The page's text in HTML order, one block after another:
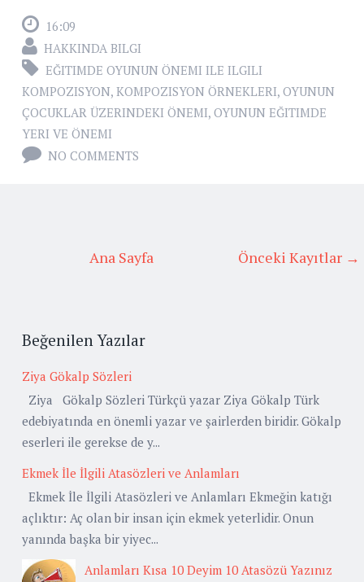
16:09
HAKKINDA BILGI
EĞITIMDE OYUNUN ÖNEMI ILE ILGILI
KOMPOZISYON, KOMPOZISYON ÖRNEKLERI, OYUNUN
ÇOCUKLAR ÜZERINDEKI ÖNEMI, OYUNUN EĞITIMDE
YERI VE ÖNEMI
NO COMMENTS
Önceki Kayıtlar →
Ana Sayfa
Beğenilen Yazılar
Ziya Gökalp Sözleri
Ziya Gökalp Sözleri Türkçü yazar Ziya Gökalp Türk
edebiyatında en önemli yazar ve şairlerden biridir. Gökalp
eserleri ile gerekse de y...
Ekmek İle İlgili Atasözleri ve Anlamları
Ekmek İle İlgili Atasözleri ve Anlamları Ekmeğin katığı
açlıktır: Aç olan bir insan için ekmek yeterlidir. Onun
yanında başka bir yiyec...
Anlamları Kısa 10 Deyim 10 Atasözü Yazınız